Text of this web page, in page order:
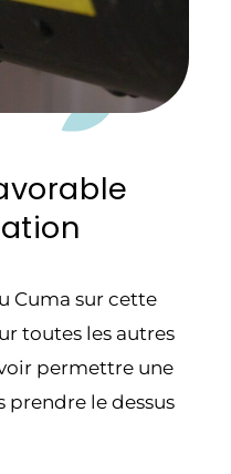
Cuma sur cette
toutes les autres
permettre une
prendre le dessus